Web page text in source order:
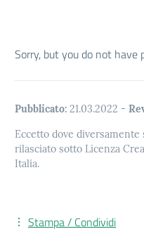
Sorry, but you do not
Pubblicato: 21.03.2022 -
Eccetto dove
rilasciato sotto Licenza
Italia.
Stampa / Condividi